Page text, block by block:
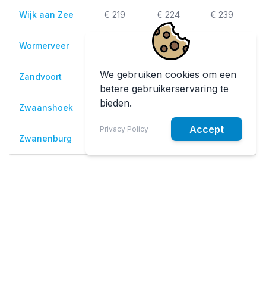
We gebruiken cookies om een
betere gebruikerservaring te
bieden.
Privacy Policy Accept
Wijk aan Zee € 219 € 224 € 239
Wormerveer € 244
Zandvoort € 219 € 224 € 239
Zwaanshoek € 209
Zwanenburg € 204